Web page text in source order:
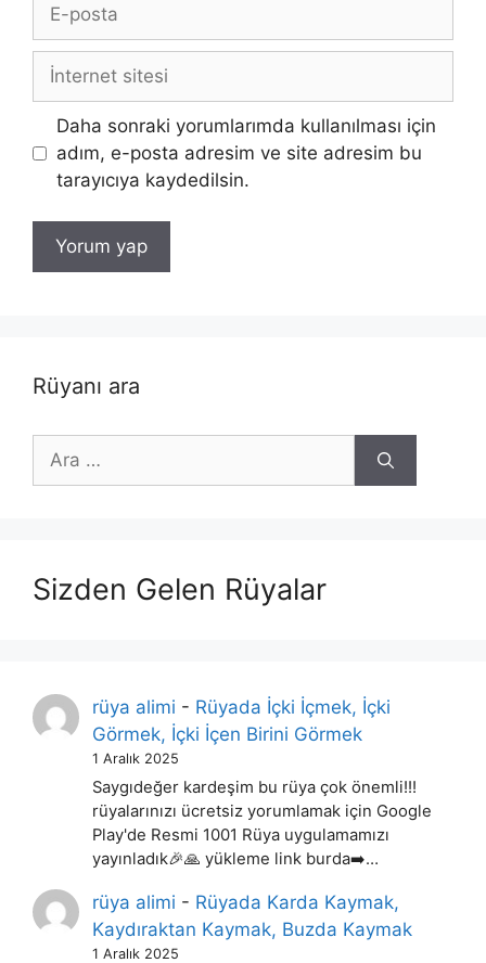
posta
İnternet
sitesi
Daha sonraki yorumlarımda kullanılması için
adım, e-posta adresim ve site adresim bu
tarayıcıya kaydedilsin.
Rüyanı ara
için
Sizden Gelen Rüyalar
rüya alimi - Rüyada İçki İçmek, İçki
Görmek, İçki İçen Birini Görmek
1 Aralık 2025
Saygıdeğer kardeşim bu rüya çok önemli!!!
rüyalarınızı ücretsiz yorumlamak için Google
Play'de Resmi 1001 Rüya uygulamamızı
yayınladık🎉🙏 yükleme link burda➡️…
rüya alimi - Rüyada Karda Kaymak,
Kaydıraktan Kaymak, Buzda Kaymak
1 Aralık 2025